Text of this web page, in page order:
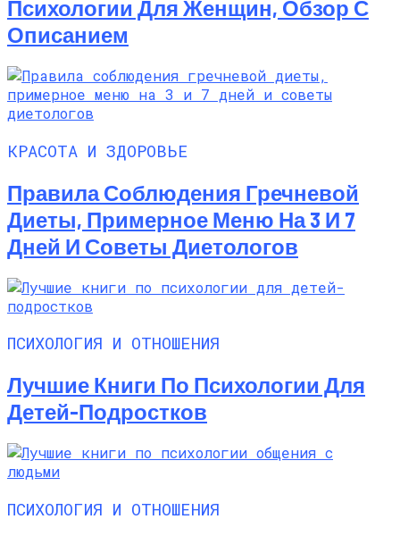
Психологии Для Женщин, Обзор С
Описанием
КРАСОТА И ЗДОРОВЬЕ
Правила Соблюдения Гречневой
Диеты, Примерное Меню На 3 И 7
Дней И Советы Диетологов
ПСИХОЛОГИЯ И ОТНОШЕНИЯ
Лучшие Книги По Психологии Для
Детей-Подростков
ПСИХОЛОГИЯ И ОТНОШЕНИЯ